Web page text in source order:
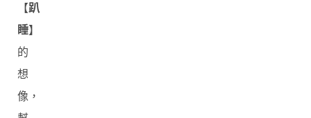
【趴
睡】
的
想
像，